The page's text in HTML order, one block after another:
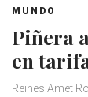
MUNDO
Piñera
en
Reines Amet